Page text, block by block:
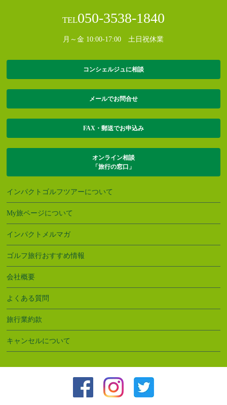
TEL050-3538-1840
月～金 10:00-17:00 土日祝休業
コンシェルジュに相談
メールでお問合せ
FAX・郵送でお申込み
オンライン相談
「旅行の窓口」
インパクトゴルフツアーについて
My旅ページについて
インパクトメルマガ
ゴルフ旅行おすすめ情報
会社概要
よくある質問
旅行業約款
キャンセルについて